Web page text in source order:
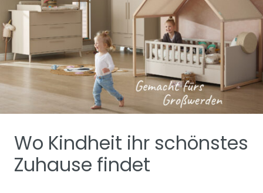
Wo Kindheit ihr schönstes
Zuhause findet